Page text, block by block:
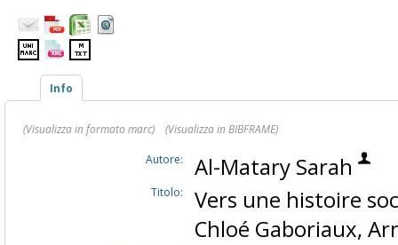
Info
(Visualizza in formato marc)
(Visualizza in BIBFRAME)
Autore:
Al-Matary Sarah
Titolo:
Vers une histoire
Chloé Gaboriaux,